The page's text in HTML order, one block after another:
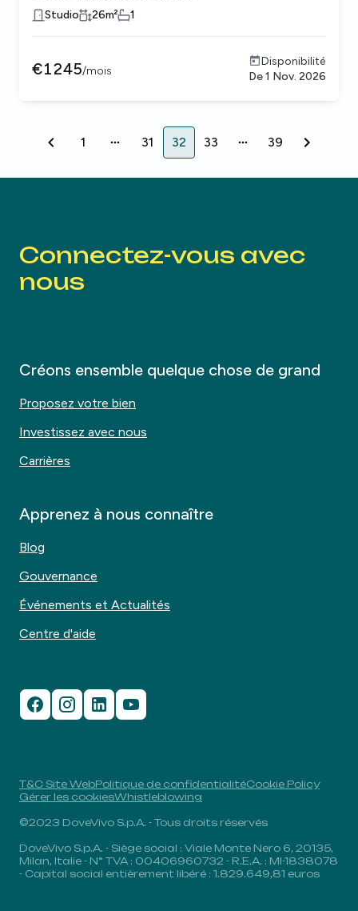
Studio 26m² 1
€1245/mois
Disponibilité
De1 Nov. 2026
1 31 32 33
39
Connectez-vous avec
nous
Créons ensemble quelque chose de grand
Proposez votre bien
Investissez avec nous
Carrières
Apprenez à nous connaître
Blog
Gouvernance
Événements et Actualités
Centre d'aide
T&C Site WebPolitique de confidentialitéCookie Policy
Gérer les cookiesWhistleblowing
©2023 DoveVivo S.p.A. - Tous droits réservés
DoveVivo S.p.A. - Siège social : Viale Monte Nero 6, 20135,
Milan, Italie - N° TVA : 00406960732 - R.E.A. : MI-1838078
- Capital social entièrement libéré : 1.829.649,81 euros